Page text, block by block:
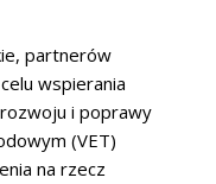
partnerów
wspierania
i poprawy
(VET)
na rzecz